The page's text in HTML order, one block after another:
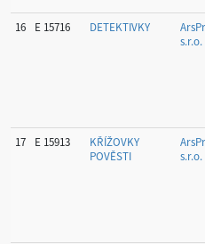
16 E 15716 DETEKTIVKY
s.r.o.
17 E 15913
KŘÍŽOVKY
POVĚSTI
s.r.o.